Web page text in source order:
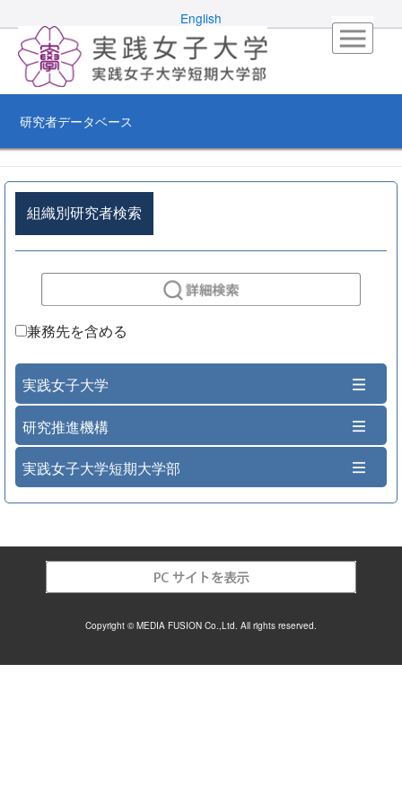
English
研究者データベース
組織別研究者検索
兼務先を含める
実践女子大学
研究推進機構
実践女子大学短期大学部
Copyright © MEDIA FUSION Co.,Ltd. All rights reserved.